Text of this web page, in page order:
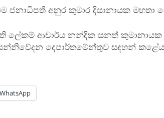
ජනාධිපති අනුර කුමාර දිසානායක
ලේකම් ආචාර්ය නන්දික සනත්
දෙපාර්තමේන්තුව සඳහන්
WhatsApp